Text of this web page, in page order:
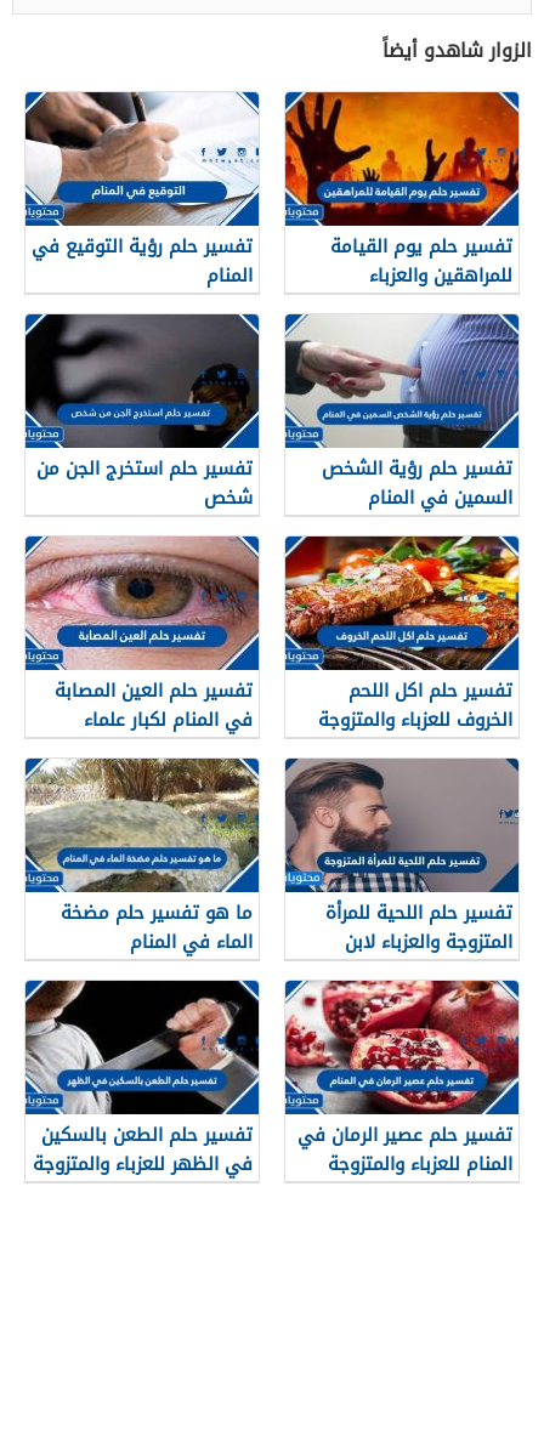
الزوار شاهدو أيضاً
تفسير حلم يوم القيامة
للمراهقين والعزباء
والمتزوجة
تفسير حلم رؤية التوقيع في
المنام
تفسير حلم رؤية الشخص
السمين في المنام
تفسير حلم استخرج الجن من
شخص
تفسير حلم اكل اللحم
الخروف للعزباء والمتزوجة
والحامل وللرجل
تفسير حلم العين المصابة
في المنام لكبار علماء
تفسير الأحلام والمنامات
تفسير حلم اللحية للمرأة
المتزوجة والعزباء لابن
سيرين وابن شاهين
ما هو تفسير حلم مضخة
الماء في المنام
تفسير حلم عصير الرمان في
المنام للعزباء والمتزوجة
والحامل وللرجل
تفسير حلم الطعن بالسكين
في الظهر للعزباء والمتزوجة
والحامل